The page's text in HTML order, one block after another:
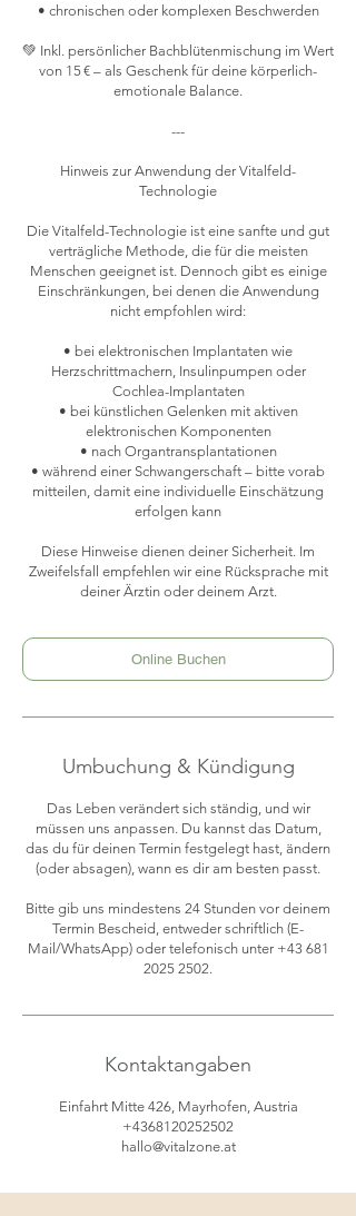
• chronischen oder komplexen Beschwerden
💚 Inkl. persönlicher Bachblütenmischung im Wert
von 15 € – als Geschenk für deine körperlich-
emotionale Balance.
---
Hinweis zur Anwendung der Vitalfeld-
Technologie
Die Vitalfeld-Technologie ist eine sanfte und gut
verträgliche Methode, die für die meisten
Menschen geeignet ist. Dennoch gibt es einige
Einschränkungen, bei denen die Anwendung
nicht empfohlen wird:
• bei elektronischen Implantaten wie
Herzschrittmachern, Insulinpumpen oder
Cochlea-Implantaten
• bei künstlichen Gelenken mit aktiven
elektronischen Komponenten
• nach Organtransplantationen
• während einer Schwangerschaft – bitte vorab
mitteilen, damit eine individuelle Einschätzung
erfolgen kann
Diese Hinweise dienen deiner Sicherheit. Im
Zweifelsfall empfehlen wir eine Rücksprache mit
deiner Ärztin oder deinem Arzt.
Online Buchen
Umbuchung & Kündigung
Das Leben verändert sich ständig, und wir
müssen uns anpassen. Du kannst das Datum,
das du für deinen Termin festgelegt hast, ändern
(oder absagen), wann es dir am besten passt.
Bitte gib uns mindestens 24 Stunden vor deinem
Termin Bescheid, entweder schriftlich (E-
Mail/WhatsApp) oder telefonisch unter +43 681
2025 2502.
Kontaktangaben
Einfahrt Mitte 426, Mayrhofen, Austria
+4368120252502
hallo@vitalzone.at